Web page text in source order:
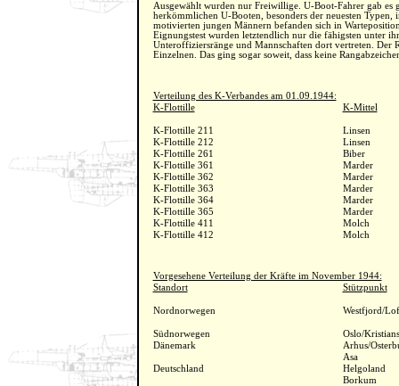
Ausgewählt wurden nur Freiwillige. U-Boot-Fahrer gab
herkömmlichen U-Booten, besonders der neuesten
motivierten jungen Männern befanden sich in
Eignungstest wurden letztendlich nur die fähigsten unter
Unteroffiziersränge und Mannschaften dort vertreten. Der
Einzelnen. Das ging sogar soweit, dass keine
Verteilung des K-Verbandes am 01.09.1944:
K-Flottille
K-Mittel
K-Flottille 211
Linsen
K-Flottille 212
Linsen
K-Flottille 261
Biber
K-Flottille 361
Marder
K-Flottille 362
Marder
K-Flottille 363
Marder
K-Flottille 364
Marder
K-Flottille 365
Marder
K-Flottille 411
Molch
K-Flottille 412
Molch
Vorgesehene Verteilung der Kräfte im November 1944:
Standort
Stützpunkt
Nordnorwegen Westfjord/
Südnorwegen
Oslo/
Dänemark
Arhus/
Asa
Deutschland
Helgoland
Borkum